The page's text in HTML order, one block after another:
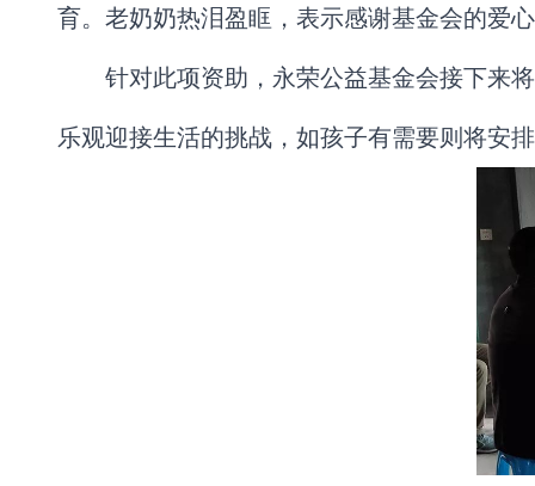
育。老奶奶热泪盈眶，表示感谢基金会的爱
针对此项资助，永荣公益基金会接下来
乐观迎接生活的挑战，如孩子有需要则将安